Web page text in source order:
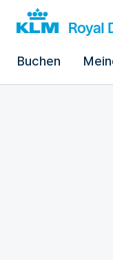
Buchen